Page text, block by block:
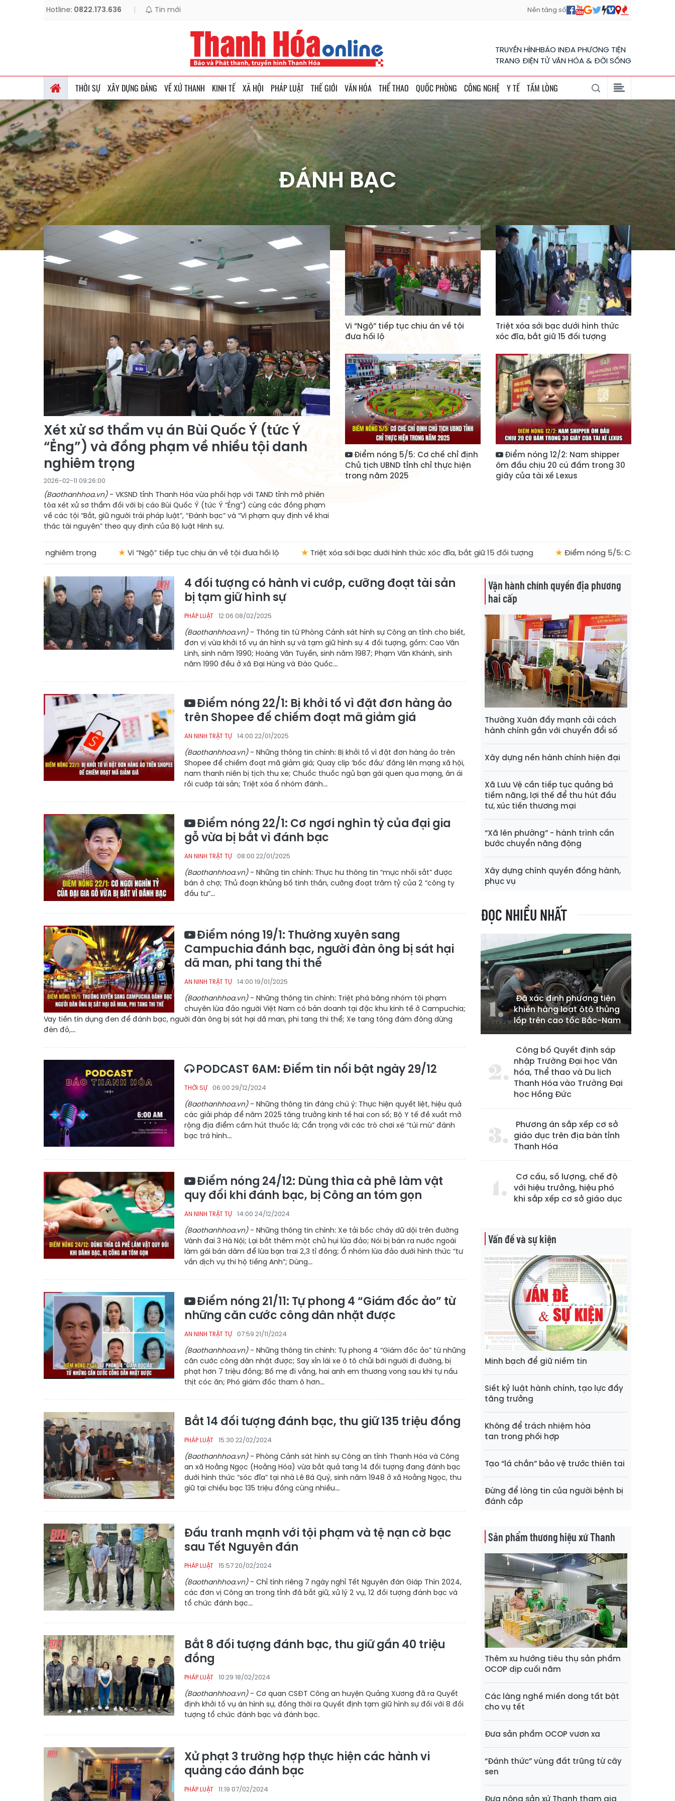
Hotline: 0822.173.636 | Tin mới Nền tảng số
TRUYỀN HÌNHBÁO INĐA PHƯƠNG TIỆN
TRANG ĐIỆN TỬ VĂN HÓA & ĐỜI SỐNG
THỜI SỰ XÂY DỰNG ĐẢNG VỀ XỨ THANH KINH TẾ XÃ HỘI PHÁP LUẬT THẾ GIỚI VĂN HÓA THỂ THAO QUỐC PHÒNG CÔNG NGHỆ Y TẾ TẤM LÒNG
ĐÁNH BẠC
Xét xử sơ thẩm vụ án Bùi Quốc Ý (tức Ý
“Ẻng”) và đồng phạm về nhiều tội danh
nghiêm trọng
2026-02-11 09:26:00
(Baothanhhoa.vn)- VKSND tỉnh Thanh Hóa vừa phối hợp với TAND tỉnh mở phiên
tòa xét xử sơ thẩm đối với bị cáo Bùi Quốc Ý (tức Ý “Ẻng”) cùng các đồng phạm
về các tội “Bắt, giữ người trái pháp luật”, “Đánh bạc” và “Vi phạm quy định về khai
thác tài nguyên” theo quy định của Bộ luật Hình sự.
Vi “Ngộ” tiếp tục chịu án về tội
đưa hối lộ
Triệt xóa sới bạc dưới hình thức
xóc đĩa, bắt giữ 15 đối tượng
Điểm nóng 5/5: Cơ chế chỉ định
Chủ tịch UBND tỉnh chỉ thực hiện
trong năm 2025
Điểm nóng 12/2: Nam shipper
ôm đầu chịu 20 cú đấm trong 30
giây của tài xế Lexus
nghiêm trọng ★ Vi “Ngộ” tiếp tục chịu án về tội đưa hối lộ ★ Triệt xóa sới bạc dưới hình thức xóc đĩa, bắt giữ 15 đối tượng ★ Điểm nóng 5/5: Cơ chế chỉ định Chủ tịch
4 đối tượng có hành vi cướp, cưỡng đoạt tài sản
bị tạm giữ hình sự
PHÁP LUẬT 12:06 08/02/2025
(Baothanhhoa.vn)- Thông tin từ Phòng Cảnh sát hình sự Công an tỉnh cho biết,
đơn vị vừa khởi tố vụ án hình sự và tạm giữ hình sự 4 đối tượng, gồm: Cao Văn
Linh, sinh năm 1990; Hoàng Văn Tuyến, sinh năm 1987; Phạm Văn Khánh, sinh
năm 1990 đều ở xã Đại Hùng và Đào Quốc...
Điểm nóng 22/1: Bị khởi tố vì đặt đơn hàng ảo
trên Shopee để chiếm đoạt mã giảm giá
AN NINH TRẬT TỰ 14:00 22/01/2025
(Baothanhhoa.vn)- Những thông tin chính: Bị khởi tố vì đặt đơn hàng ảo trên
Shopee để chiếm đoạt mã giảm giá; Quay clip ‘bốc đầu’ đăng lên mạng xã hội,
nam thanh niên bị tịch thu xe; Chuốc thuốc ngủ bạn gái quen qua mạng, ân ái
rồi cướp tài sản; Triệt xóa ổ nhóm đánh...
Điểm nóng 22/1: Cơ ngơi nghìn tỷ của đại gia
gỗ vừa bị bắt vì đánh bạc
AN NINH TRẬT TỰ 08:00 22/01/2025
(Baothanhhoa.vn)- Những tin chính: Thực hư thông tin “mực nhồi sắt” được
bán ở chợ; Thủ đoạn khủng bố tinh thần, cưỡng đoạt trăm tỷ của 2 “công ty
đầu tư”...
Điểm nóng 19/1: Thường xuyên sang
Campuchia đánh bạc, người đàn ông bị sát hại
dã man, phi tang thi thể
AN NINH TRẬT TỰ 14:00 19/01/2025
(Baothanhhoa.vn)- Những thông tin chính: Triệt phá băng nhóm tội phạm
chuyên lừa đảo người Việt Nam có bản doanh tại đặc khu kinh tế ở Campuchia;
Vay tiền tín dụng đen để đánh bạc, người đàn ông bị sát hại dã man, phi tang thi thể; Xe tang tông đám đông dừng
đèn đỏ,...
PODCAST 6AM: Điểm tin nổi bật ngày 29/12
THỜI SỰ 06:00 29/12/2024
(Baothanhhoa.vn)- Những thông tin đáng chú ý: Thực hiện quyết liệt, hiệu quả
các giải pháp để năm 2025 tăng trưởng kinh tế hai con số; Bộ Y tế đề xuất mở
rộng địa điểm cấm hút thuốc lá; Cẩn trọng với các trò chơi xé “túi mù” đánh
bạc trá hình...
Điểm nóng 24/12: Dùng thìa cà phê làm vật
quy đổi khi đánh bạc, bị Công an tóm gọn
AN NINH TRẬT TỰ 14:00 24/12/2024
(Baothanhhoa.vn)- Những thông tin chính: Xe tải bốc cháy dữ dội trên đường
Vành đai 3 Hà Nội; Lại bắt thêm một chủ hụi lừa đảo; Nói bị bán ra nước ngoài
làm gái bán dâm để lừa bạn trai 2,3 tỉ đồng; Ổ nhóm lừa đảo dưới hình thức “tư
vấn dịch vụ thi hộ tiếng Anh”; Dùng...
Điểm nóng 21/11: Tự phong 4 “Giám đốc ảo” từ
những căn cước công dân nhặt được
AN NINH TRẬT TỰ 07:59 21/11/2024
(Baothanhhoa.vn)- Những thông tin chính: Tự phong 4 “Giám đốc ảo” từ những
căn cước công dân nhặt được; Say xỉn lái xe ô tô chửi bới người đi đường, bị
phạt hơn 7 triệu đồng; Bố mẹ đi vắng, hai anh em thương vong sau khi tự nấu
thịt cóc ăn; Phó giám đốc tham ô hơn...
Bắt 14 đối tượng đánh bạc, thu giữ 135 triệu đồng
PHÁP LUẬT 15:30 22/02/2024
(Baothanhhoa.vn)- Phòng Cảnh sát hình sự Công an tỉnh Thanh Hóa và Công
an xã Hoằng Ngọc (Hoằng Hóa) vừa bắt quả tang 14 đối tượng đang đánh bạc
dưới hình thức “sóc đĩa” tại nhà Lê Bá Quý, sinh năm 1948 ở xã Hoằng Ngọc, thu
giữ tại chiếu bạc 135 triệu đồng cùng nhiều...
Đấu tranh mạnh với tội phạm và tệ nạn cờ bạc
sau Tết Nguyên đán
PHÁP LUẬT 15:57 20/02/2024
(Baothanhhoa.vn)- Chỉ tính riêng 7 ngày nghỉ Tết Nguyên đán Giáp Thìn 2024,
các đơn vị Công an trong tỉnh đã bắt giữ, xử lý 2 vụ, 12 đối tượng đánh bạc và
tổ chức đánh bạc...
Bắt 8 đối tượng đánh bạc, thu giữ gần 40 triệu
đồng
PHÁP LUẬT 10:29 18/02/2024
(Baothanhhoa.vn)- Cơ quan CSĐT Công an huyện Quảng Xương đã ra Quyết
định khởi tố vụ án hình sự, đồng thời ra Quyết định tạm giữ hình sự đối với 8 đối
tượng tổ chức đánh bạc và đánh bạc.
Xử phạt 3 trường hợp thực hiện các hành vi
quảng cáo đánh bạc
PHÁP LUẬT 11:19 07/02/2024
Vận hành chính quyền địa phương
hai cấp
Thường Xuân đẩy mạnh cải cách
hành chính gắn với chuyển đổi số
Xây dựng nền hành chính hiện đại
Xã Lưu Vệ cần tiếp tục quảng bá
tiềm năng, lợi thế để thu hút đầu
tư, xúc tiến thương mại
“Xã lên phường” - hành trình cần
bước chuyển năng động
Xây dựng chính quyền đồng hành,
phục vụ
ĐỌC NHIỀU NHẤT
Đã xác định phương tiện
khiến hàng loạt ôtô thủng
lốp trên cao tốc Bắc-Nam
Công bố Quyết định sáp
nhập Trường Đại học Văn
hóa, Thể thao và Du lịch
Thanh Hóa vào Trường Đại
học Hồng Đức
Phương án sắp xếp cơ sở
giáo dục trên địa bàn tỉnh
Thanh Hóa
Cơ cấu, số lượng, chế độ
với hiệu trưởng, hiệu phó
khi sắp xếp cơ sở giáo dục
Vấn đề và sự kiện
Minh bạch để giữ niềm tin
Siết kỷ luật hành chính, tạo lực đẩy
tăng trưởng
Không để trách nhiệm hòa
tan trong phối hợp
Tạo “lá chắn” bảo vệ trước thiên tai
Đừng để lòng tin của người bệnh bị
đánh cắp
Sản phẩm thương hiệu xứ Thanh
Thêm xu hướng tiêu thụ sản phẩm
OCOP dịp cuối năm
Các làng nghề miến dong tất bật
cho vụ tết
Đưa sản phẩm OCOP vươn xa
“Đánh thức” vùng đất trũng từ cây
sen
Đưa nông sản xứ Thanh tham gia